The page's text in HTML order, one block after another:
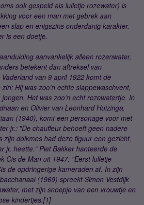
ook gespeld als lulletje rozewater) is
voor een man met gebrek aan
slap en enigszins onderdanig karakter.
is een doetje.
aanvankelijk alleen rozenwater,
betekent dan aftreksel van
van 9 april 1922 komt de
Hij was zoo'n echte slappewaschvent,
Het was zoo'n echt rozewatertje. In
en Olivier van Leonhard Huizinga,
(1940), komt een personage voor met
jr.: "De chauffeur behoeft geen nadere
zijn dolkmes had deze figuur een gezicht,
jr. heette." Piet Bakker hanteerde de
Cis de Man uit 1947: "Eerst lulletje-
de opdringerige kameraden af. In zijn
(1969) spreekt Simon Vestdijk
met zijn snoepje van een vrouwtje en
kindertjes.[1]